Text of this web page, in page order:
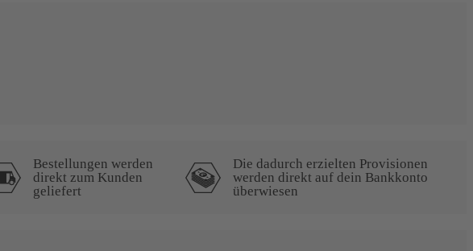
Bestellungen werden
direkt zum Kunden
geliefert
Die dadurch erzielten Provisionen
werden direkt auf dein Bankkonto
überwiesen